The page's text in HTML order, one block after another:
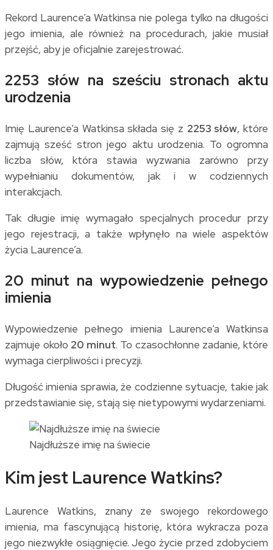
Rekord Laurence’a Watkinsa nie polega tylko na długości
jego imienia, ale również na procedurach, jakie musiał
przejść, aby je oficjalnie zarejestrować.
2253 słów na sześciu stronach aktu
urodzenia
Imię Laurence’a Watkinsa składa się z 2253 słów, które
zajmują sześć stron jego aktu urodzenia. To ogromna
liczba słów, która stawia wyzwania zarówno przy
wypełnianiu dokumentów, jak i w codziennych
interakcjach.
Tak długie imię wymagało specjalnych procedur przy
jego rejestracji, a także wpłynęło na wiele aspektów
życia Laurence’a.
20 minut na wypowiedzenie pełnego
imienia
Wypowiedzenie pełnego imienia Laurence’a Watkinsa
zajmuje około 20 minut. To czasochłonne zadanie, które
wymaga cierpliwości i precyzji.
Długość imienia sprawia, że codzienne sytuacje, takie jak
przedstawianie się, stają się nietypowymi wydarzeniami.
Najdłuższe imię na świecie
Kim jest Laurence Watkins?
Laurence Watkins, znany ze swojego rekordowego
imienia, ma fascynującą historię, która wykracza poza
jego niezwykłe osiągnięcie. Jego życie przed zdobyciem